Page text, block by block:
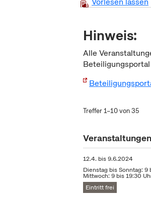
Hinweis:
Alle
Treffer 1–10 von 35
12.4. bis9.6.2024
Dienstag bis Sonntag: 9
Mittwoch: 9 bis 19:30
Eintritt frei